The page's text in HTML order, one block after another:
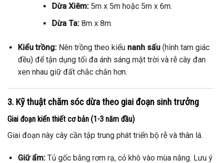
Dừa Xiêm:5m x 5m hoặc 5m x 6m.
Dừa Ta:8m x 8m.
Kiểu trồng:Nên trồng theo kiểu nanh sấu(hình tam giác
đều) để tận dụng tối đa ánh sáng mặt trời và rễ cây đan
xen nhau giữ đất chắc chắn hơn.
3. Kỹ thuật chăm sóc dừa theo giai đoạn sinh trưởng
Giai đoạn kiến thiết cơ bản (1-3 năm đầu)
Giai đoạn này cây cần tập trung phát triển bộ rễ và thân lá.
Giữ ẩm:Tủ gốc bằng rơm rạ, cỏ khô vào mùa nắng. Lưu ý